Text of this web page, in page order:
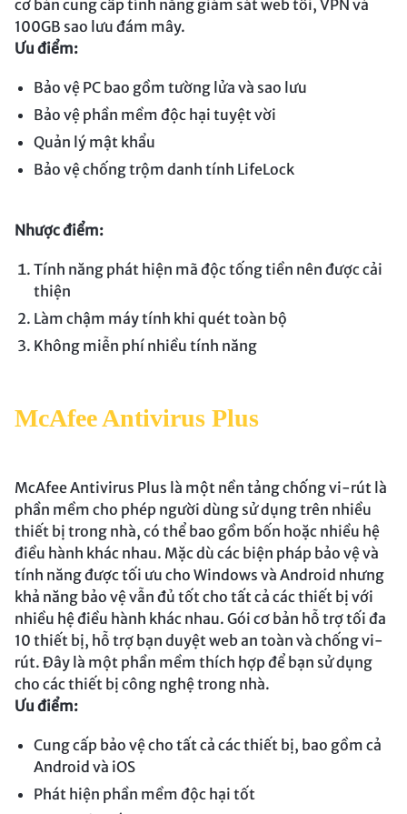
cơ bản cung cấp tính năng giám sát web tối, VPN và
100GB sao lưu đám mây.
Ưu điểm:
Bảo vệ PC bao gồm tường lửa và sao lưu
Bảo vệ phần mềm độc hại tuyệt vời
Quản lý mật khẩu
Bảo vệ chống trộm danh tính LifeLock
Nhược điểm:
Tính năng phát hiện mã độc tống tiền nên được cải
thiện
Làm chậm máy tính khi quét toàn bộ
Không miễn phí nhiều tính năng
McAfee Antivirus Plus
McAfee Antivirus Plus là một nền tảng chống vi-rút là
phần mềm cho phép người dùng sử dụng trên nhiều
thiết bị trong nhà, có thể bao gồm bốn hoặc nhiều hệ
điều hành khác nhau. Mặc dù các biện pháp bảo vệ và
tính năng được tối ưu cho Windows và Android nhưng
khả năng bảo vệ vẫn đủ tốt cho tất cả các thiết bị với
nhiều hệ điều hành khác nhau. Gói cơ bản hỗ trợ tối đa
10 thiết bị, hỗ trợ bạn duyệt web an toàn và chống vi-
rút. Đây là một phần mềm thích hợp để bạn sử dụng
cho các thiết bị công nghệ trong nhà.
Ưu điểm:
Cung cấp bảo vệ cho tất cả các thiết bị, bao gồm cả
Android và iOS
Phát hiện phần mềm độc hại tốt